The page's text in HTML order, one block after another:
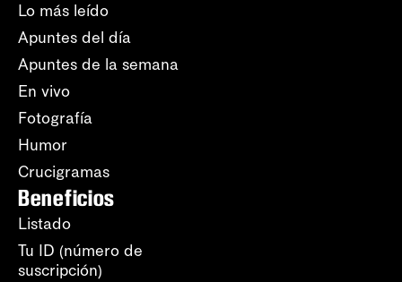
Lo más leído
Apuntes del día
Apuntes de la semana
En vivo
Fotografía
Humor
Crucigramas
Beneficios
Listado
Tu ID (número de
suscripción)